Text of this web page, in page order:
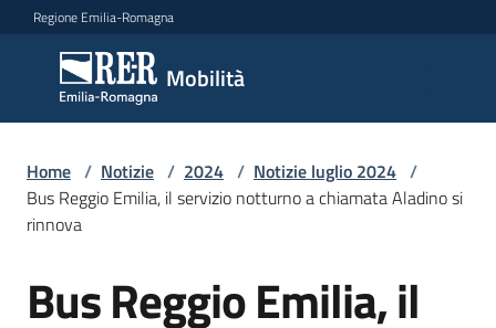
Vai al contenuto
Vai alla navigazione
Vai al footer
Regione Emilia-Romagna
Mobilità
Mobilità
Argomenti
Home / Notizie / 2024 / Notizie luglio 2024 /
Bus Reggio Emilia, il servizio notturno a chiamata Aladino si
rinnova
Salta al contenuto
Bus Reggio Emilia, il